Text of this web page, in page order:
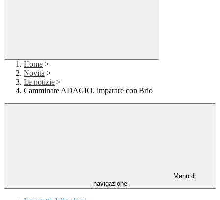
Home >
Novità >
Le notizie >
Camminare ADAGIO, imparare con Brio
Menu di
navigazione